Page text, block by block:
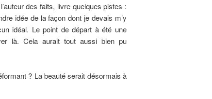
des faits, livre quelques pistes :
idée de la façon dont je devais m’y
idéal. Le point de départ à été une
là. Cela aurait tout aussi bien pu
? La beauté serait désormais à